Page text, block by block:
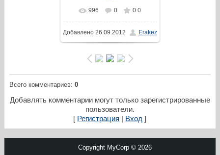
996 0 0.0
Добавлено26.09.2012 Erakez
Всего комментариев: 0
Добавлять комментарии могут только зарегистрированные
пользователи.
[ Регистрация Вход ]
Copyright MyCorp © 2026